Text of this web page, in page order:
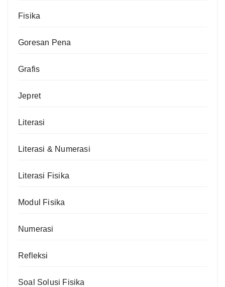
Fisika
Goresan Pena
Grafis
Jepret
Literasi
Literasi & Numerasi
Literasi Fisika
Modul Fisika
Numerasi
Refleksi
Soal Solusi Fisika